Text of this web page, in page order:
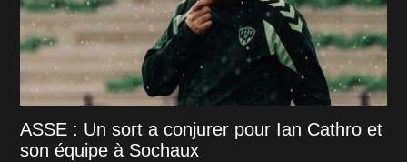
ASSE : Un sort a conjurer pour Ian Cathro et
son équipe à Sochaux